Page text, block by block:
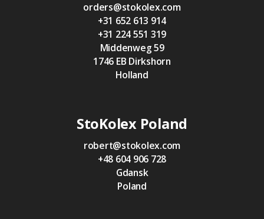
orders@stokolex.com
+31 652 613 914
+31 224 551 319
Middenweg 59
1746 EB Dirkshorn
Holland
StoKolex Poland
robert@stokolex.com
+48 604 906 728
Gdansk
Poland